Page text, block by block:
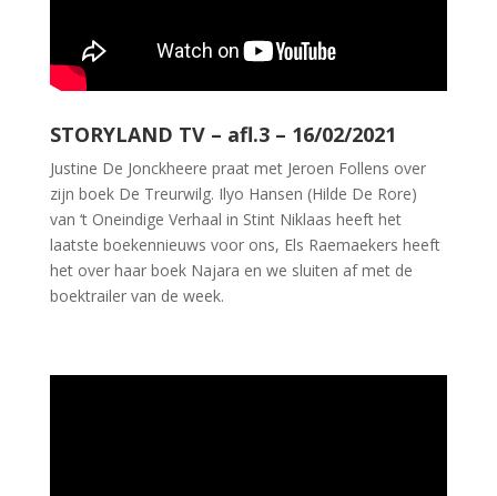
STORYLAND TV – afl.3 – 16/02/2021
Justine De Jonckheere praat met Jeroen Follens over
zijn boek De Treurwilg. Ilyo Hansen (Hilde De Rore)
van ‘t Oneindige Verhaal in Stint Niklaas heeft het
laatste boekennieuws voor ons, Els Raemaekers heeft
het over haar boek Najara en we sluiten af met de
boektrailer van de week.